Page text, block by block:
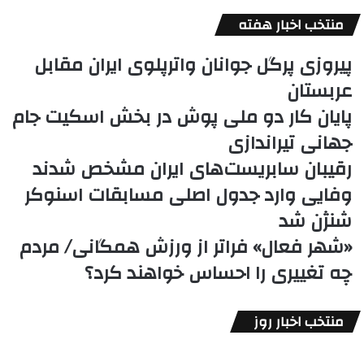
منتخب اخبار هفته
پیروزی پرگل جوانان واترپلوی ایران مقابل
عربستان
پایان کار دو ملی پوش در بخش اسکیت جام
جهانی تیراندازی
رقیبان سابریست‌های ایران مشخص شدند
وفایی وارد جدول اصلی مسابقات اسنوکر
شنژن شد
«شهر فعال» فراتر از ورزش همگانی/ مردم
چه تغییری را احساس خواهند کرد؟
منتخب اخبار روز